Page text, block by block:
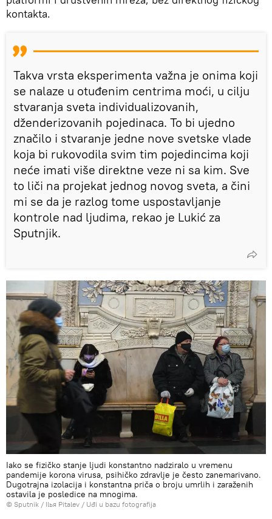
kontakta.
Takva vrsta eksperimenta važna je onima koji
se nalaze u otuđenim centrima moći, u cilju
stvaranja sveta individualizovanih,
dženderizovanih pojedinaca. To bi ujedno
značilo i stvaranje jedne nove svetske vlade
koja bi rukovodila svim tim pojedincima koji
neće imati više direktne veze ni sa kim. Sve
to liči na projekat jednog novog sveta, a čini
mi se da je razlog tome uspostavljanje
kontrole nad ljudima, rekao je Lukić za
Sputnjik.
Iako se fizičko stanje ljudi konstantno nadziralo u vremenu
pandemije korona virusa, psihičko zdravlje je često zanemarivano.
Dugotrajna izolacija i konstantna priča o broju umrlih i zaraženih
ostavila je posledice na mnogima.
© Sputnik / Ilья Pitalev / Uđi u bazu fotografija